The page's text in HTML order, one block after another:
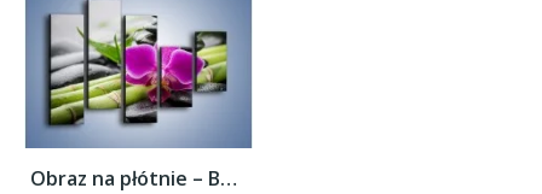
Obraz na płótnie – Bambusowe dodatki z...